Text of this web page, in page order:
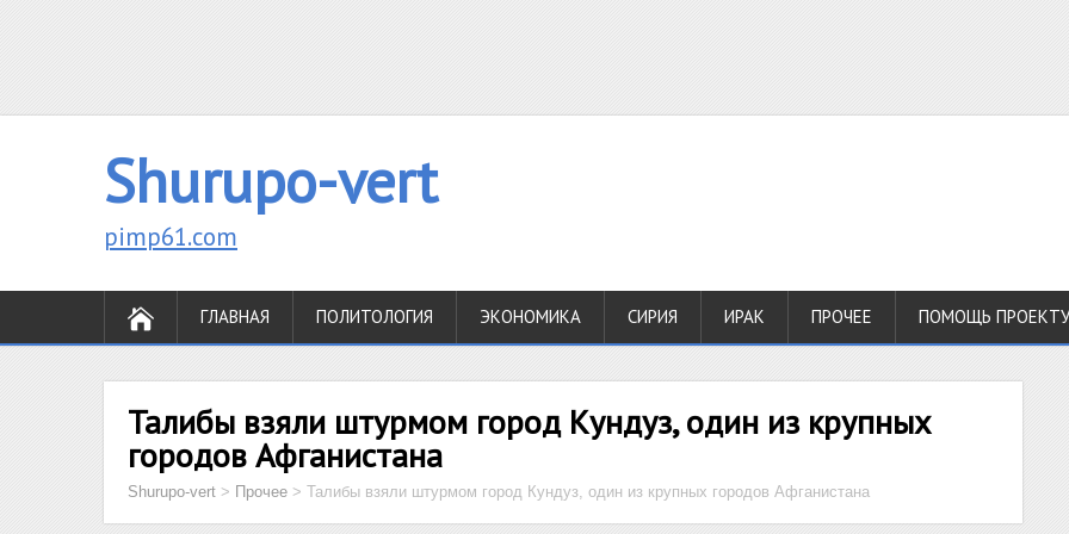
Shurupo-vert
pimp61.com
ГЛАВНАЯ ПОЛИТОЛОГИЯ ЭКОНОМИКА СИРИЯ ИРАК ПРОЧЕЕ ПОМОЩЬ ПРОЕКТУ
Талибы взяли штурмом город Кундуз, один из крупных
городов Афганистана
Shurupo-vert > Прочее > Талибы взяли штурмом город Кундуз, один из крупных городов Афганистана